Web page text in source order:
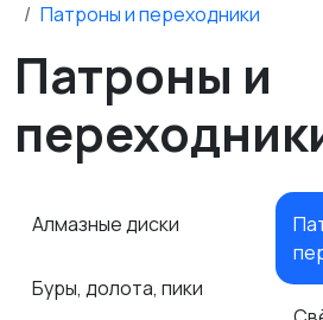
Патроны и переходники
Патроны и
Алмазные диски
Буры, долота, пики